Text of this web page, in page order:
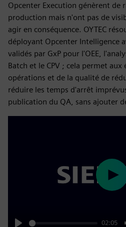
Opcenter Execution génèrent de
production mais n'ont pas de
agir en conséquence. OYTEC
déployant Opcenter Intelligence
validés par GxP pour l'OEE,
Batch et le CPV ; cela permet aux
opérations et de la qualité de
réduire les temps d'arrêt
publication du QA, sans ajouter
02:05
Play